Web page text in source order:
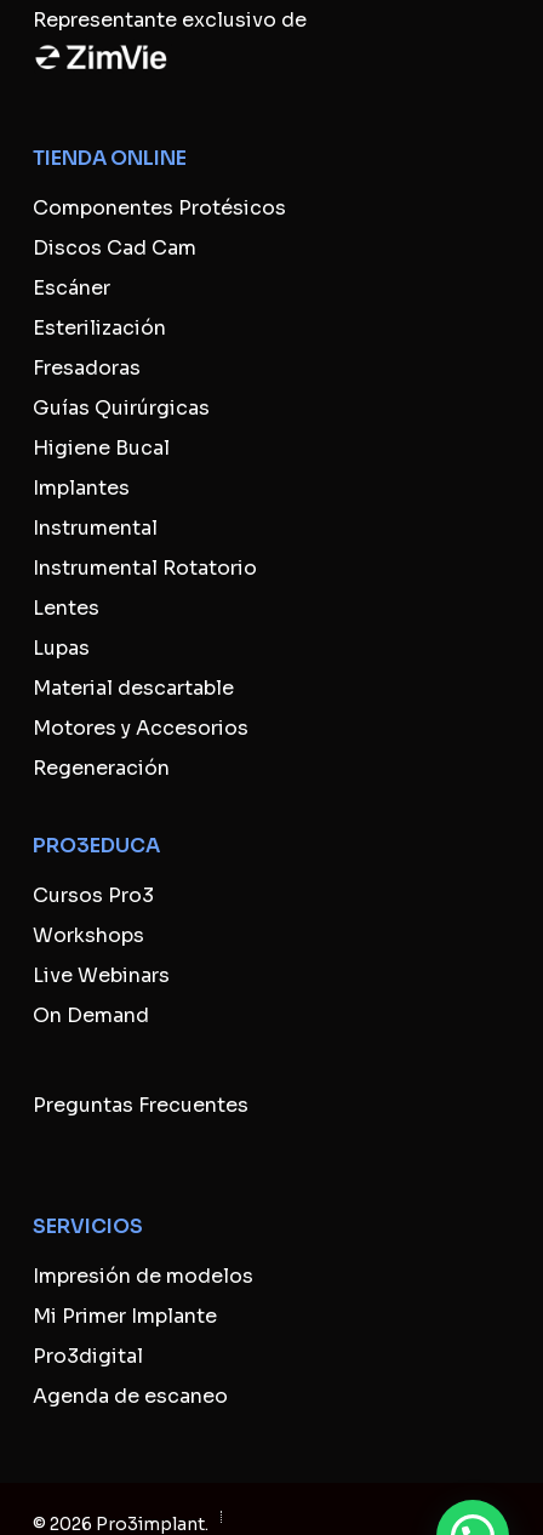
Representante exclusivo de
TIENDA ONLINE
Componentes Protésicos
Discos Cad Cam
Escáner
Esterilización
Fresadoras
Guías Quirúrgicas
Higiene Bucal
Implantes
Instrumental
Instrumental Rotatorio
Lentes
Lupas
Material descartable
Motores y Accesorios
Regeneración
PRO3EDUCA
Cursos Pro3
Workshops
Live Webinars
On Demand
Preguntas Frecuentes
SERVICIOS
Impresión de modelos
Mi Primer Implante
Pro3digital
Agenda de escaneo
© 2026 Pro3implant.